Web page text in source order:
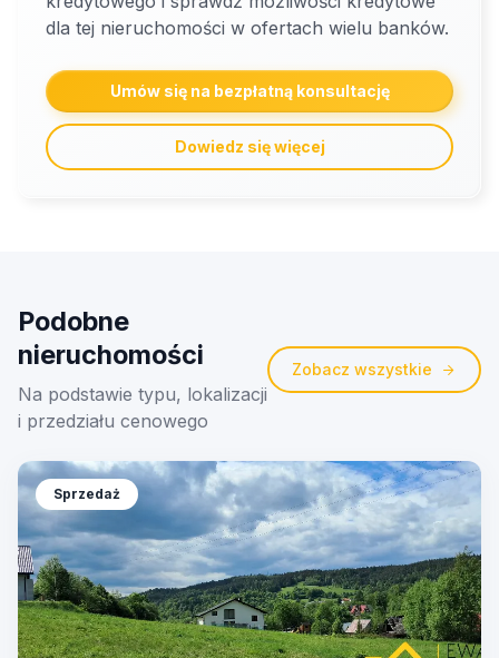
dla tej nieruchomości w ofertach wielu banków.
Umów się na bezpłatną konsultację
Dowiedz się więcej
Podobne
nieruchomości
Na podstawie typu, lokalizacji
i przedziału cenowego
Zobacz wszystkie
Sprzedaż